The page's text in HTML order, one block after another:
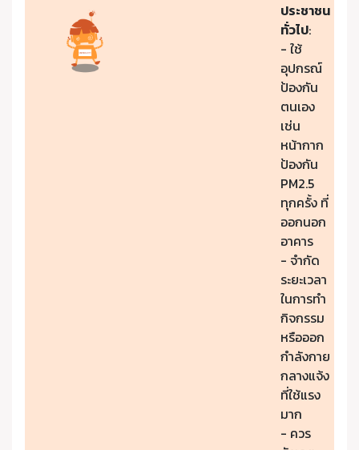
ประชาชน
ทั่วไป:
- ใช้
อุปกรณ์
ป้องกัน
ตนเอง
เช่น
หน้ากาก
ป้องกัน
PM2.5
ทุกครั้ง ที่
ออกนอก
อาคาร
- จำกัด
ระยะเวลา
ในการทำ
กิจกรรม
หรือออก
กำลังกาย
กลางแจ้ง
ที่ใช้แรง
มาก
- ควร